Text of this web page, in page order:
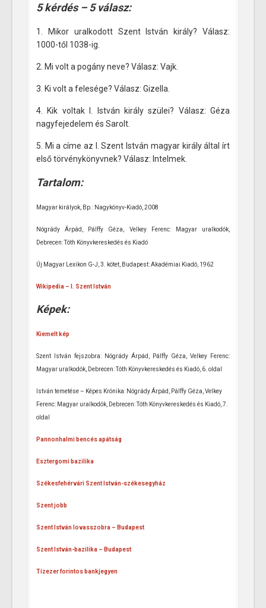
5 kérdés – 5 válasz:
1. Mikor uralkodott Szent István király? Válasz:
1000-től 1038-ig.
2. Mi volt a pogány neve? Válasz: Vajk.
3. Ki volt a felesége? Válasz: Gizella.
4. Kik voltak I. István király szülei? Válasz: Géza
nagyfejedelem és Sarolt.
5. Mi a címe az I. Szent István magyar király által írt
első törvénykönyvnek? Válasz: Intelmek.
Tartalom:
Magyar királyok, Bp.: Nagykönyv-Kiadó, 2008
Nógrády Árpád, Pálffy Géza, Velkey Ferenc: Magyar uralkodók,
Debrecen: Tóth Könyvkereskedés és Kiadó
Új Magyar Lexikon G-J, 3. kötet, Budapest: Akadémiai Kiadó, 1962
Wikipedia – I. Szent István
Képek:
Kiemelt kép
Szent István fejszobra: Nógrády Árpád, Pálffy Géza, Velkey Ferenc:
Magyar uralkodók, Debrecen: Tóth Könyvkereskedés és Kiadó, 6. oldal
István temetése – Képes Krónika: Nógrády Árpád, Pálffy Géza, Velkey
Ferenc: Magyar uralkodók, Debrecen: Tóth Könyvkereskedés és Kiadó, 7.
oldal
Pannonhalmi bencés apátság
Esztergomi bazilika
Székesfehérvári Szent István-székesegyház
Szent jobb
Szent István lovasszobra – Budapest
Szent István-bazilika – Budapest
Tízezer forintos bankjegyen